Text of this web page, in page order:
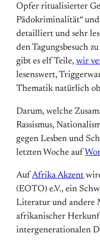
Opfer ritualisierter
Pädokriminalität“
detailliert und sehr
den Tagungsbesuch
gibt es elf Teile, wir
lesenswert,
Thematik natürlich
Darum, welche
Rassismus,
gegen Lesben und
letzten Woche auf
Auf Afrika Akzent
(EOTO) e.V., ein
Literatur und andere
afrikanischer
intergenerationalen